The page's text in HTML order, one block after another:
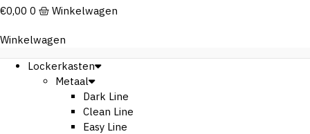
€0,00 0 Winkelwagen
Winkelwagen
Lockerkasten
Metaal
Dark Line
Clean Line
Easy Line